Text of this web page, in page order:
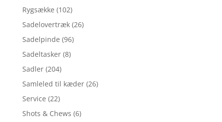
Rygsække (102)
Sadelovertræk (26)
Sadelpinde (96)
Sadeltasker (8)
Sadler (204)
Samleled til kæder (26)
Service (22)
Shots & Chews (6)